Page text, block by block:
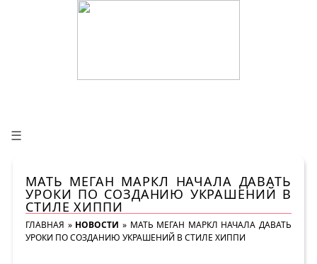
☰
МАТЬ МЕГАН МАРКЛ НАЧАЛА ДАВАТЬ
УРОКИ ПО СОЗДАНИЮ УКРАШЕНИЙ В
СТИЛЕ ХИППИ
ГЛАВНАЯ » НОВОСТИ » МАТЬ МЕГАН МАРКЛ НАЧАЛА ДАВАТЬ
УРОКИ ПО СОЗДАНИЮ УКРАШЕНИЙ В СТИЛЕ ХИППИ